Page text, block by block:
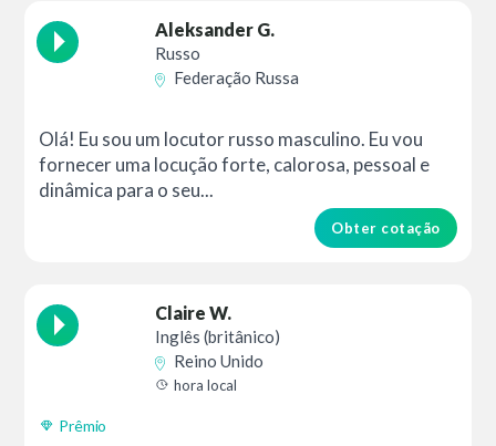
Aleksander G.
Russo
Federação Russa
Olá! Eu sou um locutor russo masculino. Eu vou
fornecer uma locução forte, calorosa, pessoal e
dinâmica para o seu...
Obter cotação
Claire W.
Inglês (britânico)
Reino Unido
hora local
Prêmio